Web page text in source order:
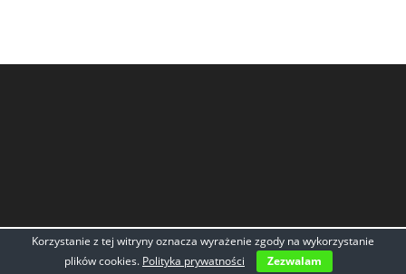
Korzystanie z tej witryny oznacza wyrażenie zgody na wykorzystanie
plików cookies. Polityka prywatności Zezwalam